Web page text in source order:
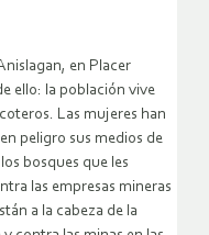
en Placer
ello: la población vive
Las mujeres han
peligro sus medios de
bosques que les
las empresas mineras
a la cabeza de la